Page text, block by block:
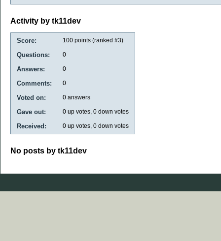
Activity by tk11dev
Score: 100 points (ranked #3)
Questions: 0
Answers: 0
Comments: 0
Voted on: 0 answers
Gave out: 0 up votes, 0 down votes
Received: 0 up votes, 0 down votes
No posts by tk11dev